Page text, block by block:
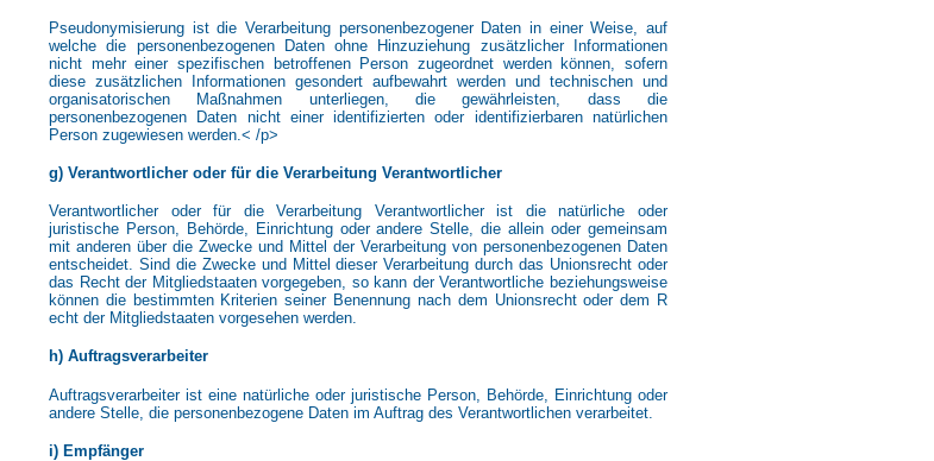
Pseudonymisierung ist die Verarbeitung personenbezogener Daten in einer Weise, auf
welche die personenbezogenen Daten ohne Hinzuziehung zusätzlicher Informationen
nicht mehr einer spezifischen betroffenen Person zugeordnet werden können, sofern
diese zusätzlichen Informationen gesondert aufbewahrt werden und technischen und
organisatorischen Maßnahmen unterliegen, die gewährleisten, dass die
personenbezogenen Daten nicht einer identifizierten oder identifizierbaren natürlichen
Person zugewiesen werden.< /p>
g) Verantwortlicher oder für die Verarbeitung Verantwortlicher
Verantwortlicher oder für die Verarbeitung Verantwortlicher ist die natürliche oder
juristische Person, Behörde, Einrichtung oder andere Stelle, die allein oder gemeinsam
mit anderen über die Zwecke und Mittel der Verarbeitung von personenbezogenen Daten
entscheidet. Sind die Zwecke und Mittel dieser Verarbeitung durch das Unionsrecht oder
das Recht der Mitgliedstaaten vorgegeben, so kann der Verantwortliche beziehungsweise
können die bestimmten Kriterien seiner Benennung nach dem Unionsrecht oder dem R
echt der Mitgliedstaaten vorgesehen werden.
h) Auftragsverarbeiter
Auftragsverarbeiter ist eine natürliche oder juristische Person, Behörde, Einrichtung oder
andere Stelle, die personenbezogene Daten im Auftrag des Verantwortlichen verarbeitet.
i) Empfänger